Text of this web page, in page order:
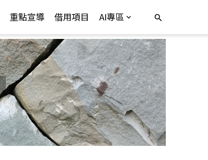
重點宣導 借用項目 AI專區